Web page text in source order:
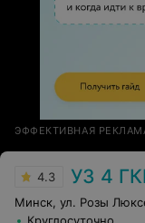
ЭФФЕКТИВНАЯ
4.3 УЗ 4
Минск, ул. Розы